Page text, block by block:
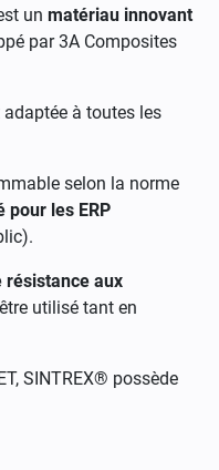
un matériau innovant
par 3A Composites
à toutes les
selon la norme
pour les ERP
résistance aux
utilisé tant en
SINTREX® possède